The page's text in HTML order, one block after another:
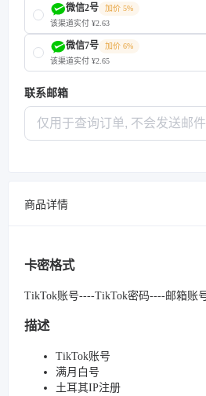
微信2号
加价 5%
该渠道实付 ¥2.63
微信7号
加价 6%
该渠道实付 ¥2.65
联系邮箱
商品详情
卡密格式
TikTok账号----TikTok密码----邮箱账
描述
TikTok账号
满月白号
土耳其IP注册